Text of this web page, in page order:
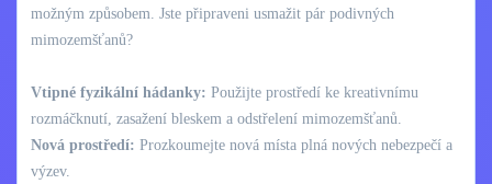
možným způsobem. Jste připraveni usmažit pár podivných
mimozemšťanů?
Vtipné fyzikální hádanky: Použijte prostředí ke kreativnímu
rozmáčknutí, zasažení bleskem a odstřelení mimozemšťanů.
Nová prostředí: Prozkoumejte nová místa plná nových nebezpečí a
výzev.